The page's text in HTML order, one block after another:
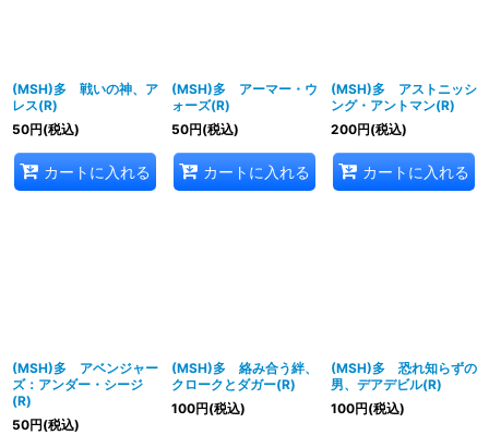
(MSH)多 戦いの神、ア
レス(R)
50円(税込)
カートに入れる
(MSH)多 アーマー・ウ
ォーズ(R)
50円(税込)
カートに入れる
(MSH)多 アストニッシ
ング・アントマン(R)
200円(税込)
カートに入れる
(MSH)多 アベンジャー
ズ：アンダー・シージ
(R)
50円(税込)
(MSH)多 絡み合う絆、
クロークとダガー(R)
100円(税込)
(MSH)多 恐れ知らずの
男、デアデビル(R)
100円(税込)